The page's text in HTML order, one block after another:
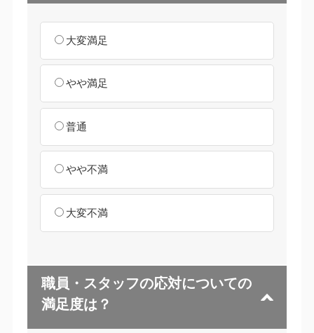
大変満足
やや満足
普通
やや不満
大変不満
職員・スタッフの応対についての
満足度は？